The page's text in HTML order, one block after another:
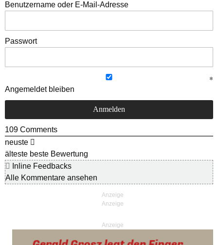
Benutzername oder E-Mail-Adresse
Passwort
Angemeldet bleiben
109 Comments
neuste
älteste beste Bewertung
Inline Feedbacks
Alle Kommentare ansehen
Anzeige